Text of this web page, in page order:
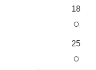
18
○
25
○